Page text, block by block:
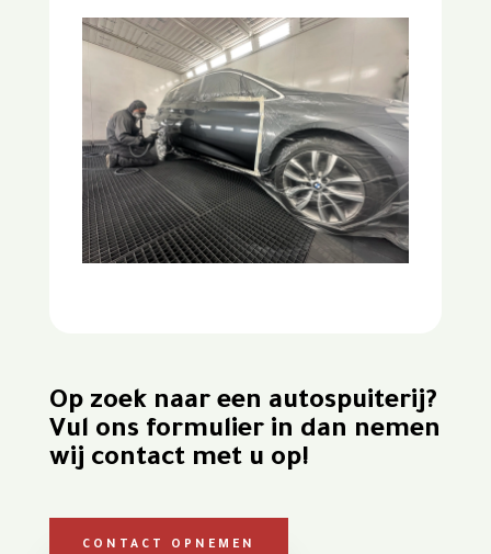
Op zoek naar een autospuiterij?
Vul ons formulier in dan nemen
wij contact met u op!
CONTACT OPNEMEN